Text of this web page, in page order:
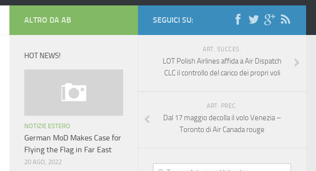
SEGUICI SU:
ART. SUCCES.
LOT Polish Airlines affida a Air Dispatch
CLC il controllo del carico dei propri voli
ART. PREC.
Dal 17 maggio decolla il volo Venezia –
Toronto di Air Canada rouge
ALTRO DA AB
HOT NEWS!
NOTIZIE ESTERO
German MoD Makes Case for
Flying the Flag in Far East
20 AGO, 2022